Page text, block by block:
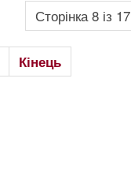
Сторінка 8 із 17
Кінець